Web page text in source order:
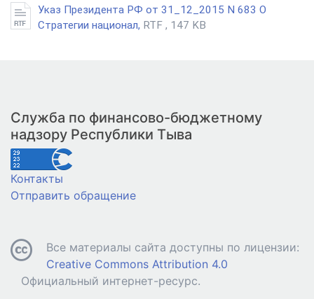
Указ Президента РФ от 31_12_2015 N 683 О
Стратегии национал, RTF , 147 KB
Служба по финансово-бюджетному
надзору Республики Тыва
Контакты
Отправить обращение
Все материалы сайта доступны по лицензии:
Creative Commons Attribution 4.0
Официальный интернет-ресурс.